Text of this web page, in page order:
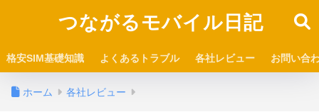
つながるモバイル日記
格安SIM基礎知識 よくあるトラブル 各社レビュー お問い合
ホーム 各社レビュー